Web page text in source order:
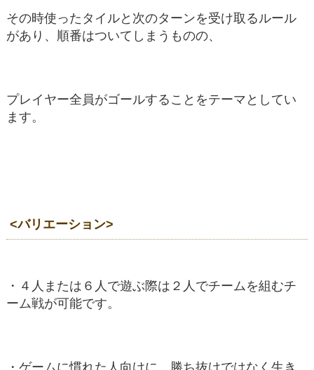
その時使ったタイルと次のターンを受け取るルール
があり、順番はついてしまうものの、
プレイヤー全員がゴールすることをテーマとしてい
ます。
<バリエーション>
・４人または６人で遊ぶ際は２人でチームを組むチ
ーム戦が可能です。